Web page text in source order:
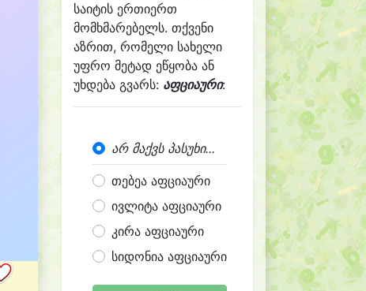
საიტის ერთიერთ
მომხმარებელს. თქვენი
აზრით, რომელი სახელი
უფრო მეტად ეწყობა ან
უხდება გვარს: აფციაური:
არ მაქვს პასუხი...
თებეა აფციაური
ივლიტა აფციაური
კირა აფციაური
სიდონია აფციაური